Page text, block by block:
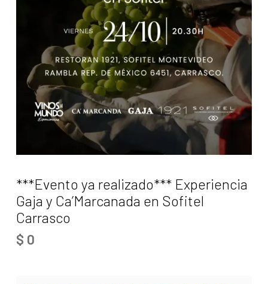
***Evento ya realizado*** Experiencia
Gaja y Ca’Marcanada en Sofitel
Carrasco
$ 0